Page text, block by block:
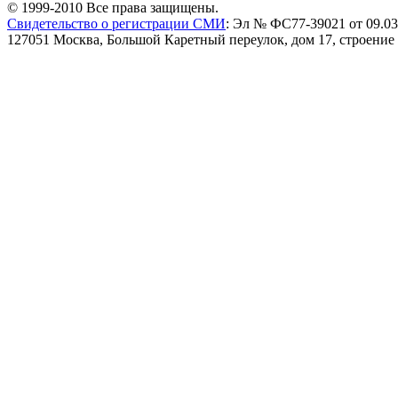
© 1999-2010 Все права защищены.
Свидетельство о регистрации СМИ: Эл № ФС77-39021 от
127051 Москва, Большой Каретный переулок, дом 17, строение